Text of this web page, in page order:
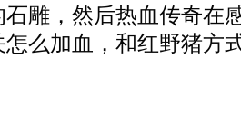
雕，然后热血传奇在
怎么加血，和红野猪方